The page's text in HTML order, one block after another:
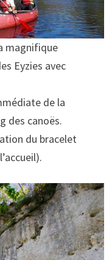
magnifique
Eyzies avec
de la
des canoës.
du bracelet